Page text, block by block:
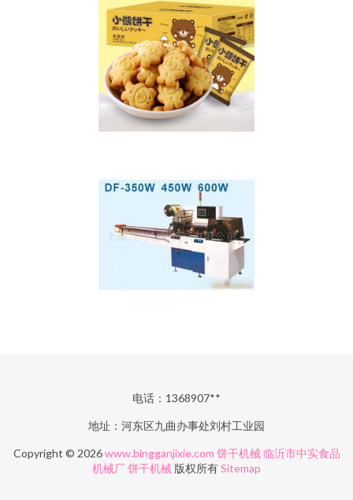
电话：1368907**
地址：河东区九曲办事处刘村工业园
Copyright © 2026www.bingganjixie.com 饼干机械 临沂市中实食品
机械厂饼干机械 版权所有Sitemap